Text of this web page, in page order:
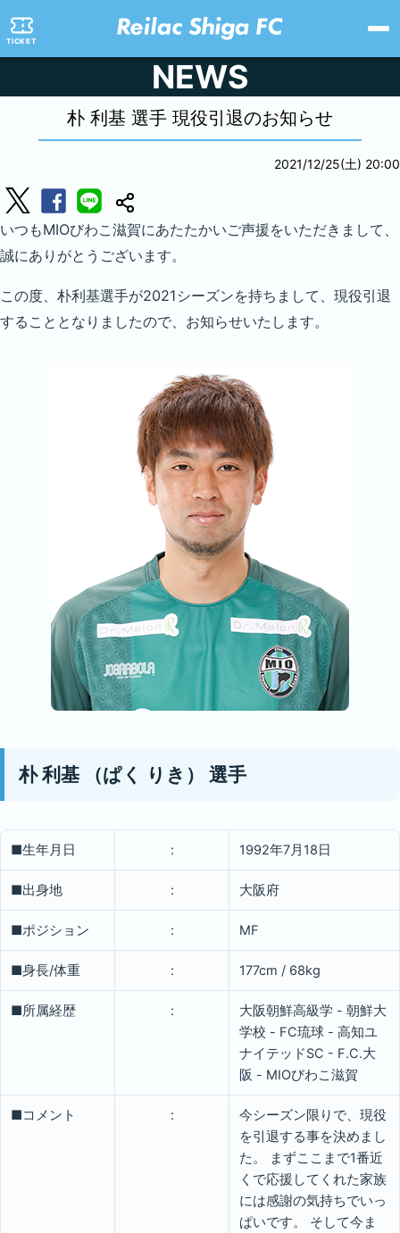
TICKET
NEWS
朴 利基 選手 現役引退のお知らせ
2021/12/25(土) 20:00
いつもMIOびわこ滋賀にあたたかいご声援をいただきまして、
誠にありがとうございます。
この度、朴利基選手が2021シーズンを持ちまして、現役引退
することとなりましたので、お知らせいたします。
朴 利基 （ぱく りき） 選手
■生年月日 : 1992年7月18日
■出身地 : 大阪府
■ポジション : MF
■身長/体重 : 177cm / 68kg
■所属経歴 :
大阪朝鮮高級学 - 朝鮮大
学校 - FC琉球 - 高知ユ
ナイテッドSC - F.C.大
阪 - MIOびわこ滋賀
■コメント :
今シーズン限りで、現役
を引退する事を決めまし
た。 まずここまで1番近
くで応援してくれた家族
には感謝の気持ちでいっ
ぱいです。 そして今ま